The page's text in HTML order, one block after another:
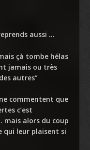
aussi …
çà tombe hélas
jamais ou très
autres”
commentent que
c’est
alors du coup
qui leur plaisent si